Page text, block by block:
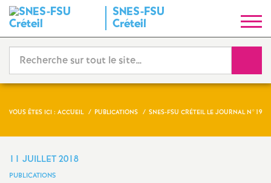
SNES-FSU
Créteil
y
n
d
i
VOUS ÊTES ICI : ACCUEIL PUBLICATIONS SNES-FSU CRÉTEIL LE JOURNAL N°19
11 JUILLET 2018
PUBLICATIONS